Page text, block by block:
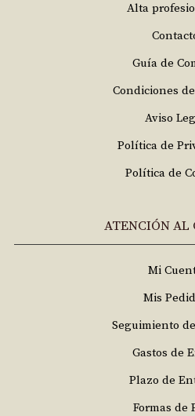
Alta
Guía de
Condiciones
Aviso
Política de
Política de
ATENCIÓN AL
Mi
Mis
Seguimiento
Gastos de
Plazo de
Formas de